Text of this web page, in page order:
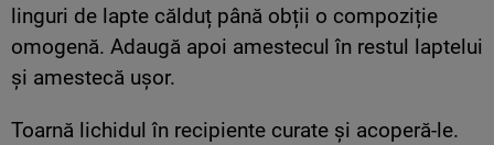
linguri de lapte călduț până obții o compoziție
omogenă. Adaugă apoi amestecul în restul laptelui
și amestecă ușor.
Toarnă lichidul în recipiente curate și acoperă-le.